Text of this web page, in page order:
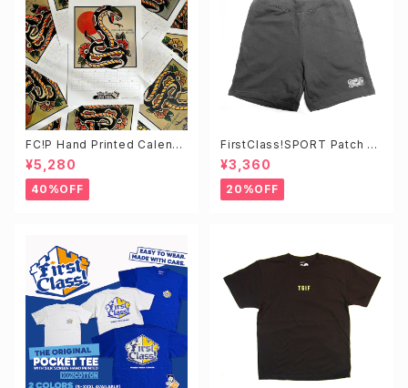
FC!P Hand Printed Calenda
r Poster 2025
¥5,280
40%OFF
FirstClass!SPORT Patch S
HORTS
¥3,360
20%OFF